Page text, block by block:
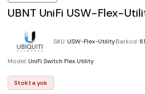
UBNT UniFi USW-Flex-
SKU:USW-Flex-UtilityBarkod:
Model:UniFi Switch Flex Utility
Stokta yok